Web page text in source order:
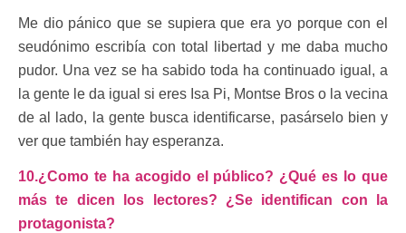
Me dio pánico que se supiera que era yo porque con el
seudónimo escribía con total libertad y me daba mucho
pudor. Una vez se ha sabido toda ha continuado igual, a
la gente le da igual si eres Isa Pi, Montse Bros o la vecina
de al lado, la gente busca identificarse, pasárselo bien y
ver que también hay esperanza.
10.¿Como te ha acogido el público? ¿Qué es lo que
más te dicen los lectores? ¿Se identifican con la
protagonista?